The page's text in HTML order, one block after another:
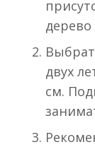
дерево
двух
см.